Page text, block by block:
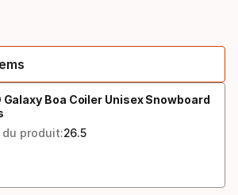
Galaxy Boa Coiler Unisex Snowboard
du produit:26.5